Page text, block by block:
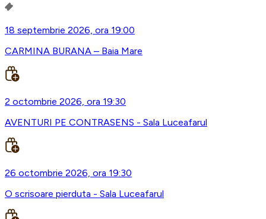
18 septembrie 2026, ora 19:00
CARMINA BURANA – Baia Mare
2 octombrie 2026, ora 19:30
AVENTURI PE CONTRASENS - Sala Luceafarul
26 octombrie 2026, ora 19:30
O scrisoare pierduta - Sala Luceafarul